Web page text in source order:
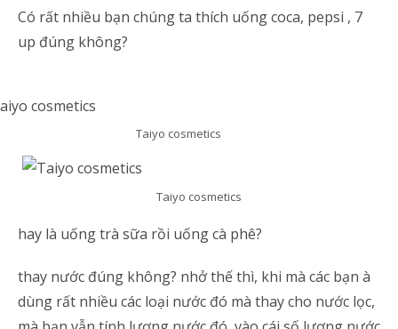
Có rất nhiều bạn chúng ta thích uống coca, pepsi , 7
up đúng không?
Taiyo cosmetics
Taiyo cosmetics
hay là uống trà sữa rồi uống cà phê?
thay nước đúng không? nhở thế thì, khi mà các bạn à
dùng rất nhiều các loại nước đó mà thay cho nước lọc,